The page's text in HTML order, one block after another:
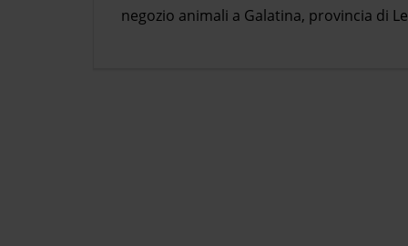
negozio animali a Galatina, provincia di